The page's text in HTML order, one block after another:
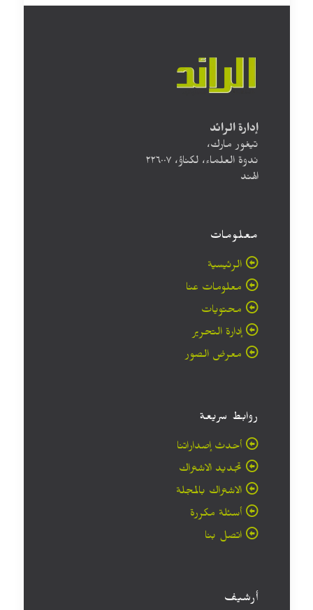
إدارة الرائد
تيغور مارك،
ندوة العلماء، لكناؤ، ۲۲٦۰۰۷
الهند
معلومات
الرئيسية
معلومات عنا
محتويات
إدارة التحرير
معرض الصور
روابط سريعة
أحدث إصداراتنا
تجديد الاشتراك
الاشتراك بالمجلة
أسئلة مكررة
اتصل بنا
أرشيف